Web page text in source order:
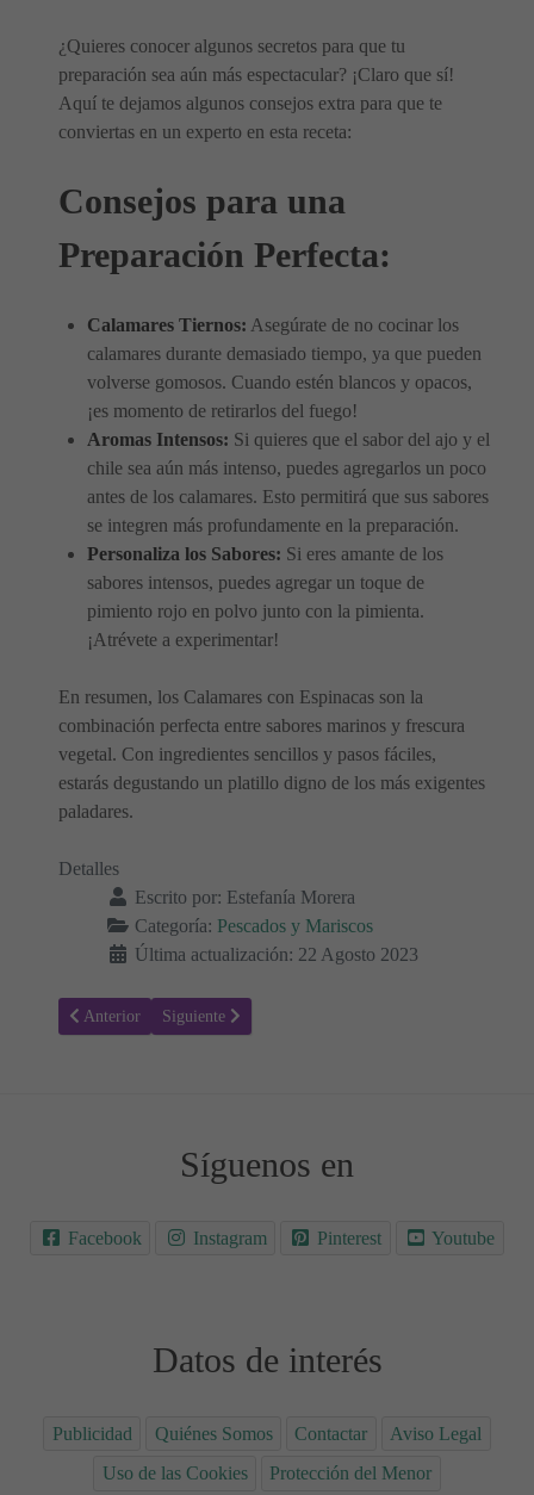
¿Quieres conocer algunos secretos para que tu
preparación sea aún más espectacular? ¡Claro que sí!
Aquí te dejamos algunos consejos extra para que te
conviertas en un experto en esta receta:
Consejos para una
Preparación Perfecta:
Calamares Tiernos: Asegúrate de no cocinar los
calamares durante demasiado tiempo, ya que pueden
volverse gomosos. Cuando estén blancos y opacos,
¡es momento de retirarlos del fuego!
Aromas Intensos: Si quieres que el sabor del ajo y el
chile sea aún más intenso, puedes agregarlos un poco
antes de los calamares. Esto permitirá que sus sabores
se integren más profundamente en la preparación.
Personaliza los Sabores: Si eres amante de los
sabores intensos, puedes agregar un toque de
pimiento rojo en polvo junto con la pimienta.
¡Atrévete a experimentar!
En resumen, los Calamares con Espinacas son la
combinación perfecta entre sabores marinos y frescura
vegetal. Con ingredientes sencillos y pasos fáciles,
estarás degustando un platillo digno de los más exigentes
paladares.
Detalles
Escrito por: Estefanía Morera
Categoría: Pescados y Mariscos
Última actualización: 22 Agosto 2023
Artículo anterior: Tortilla de Calabacín y Caballa: Fácil y Rica 🤤
Anterior Artículo siguiente: Receta para hacer Calamares a la
Siguiente
Síguenos en
Facebook Instagram Pinterest Youtube
Datos de interés
Publicidad Quiénes Somos Contactar
Aviso Legal
Uso de las Cookies
Protección del Menor